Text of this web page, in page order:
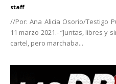
staff
//Por: Ana Alicia Osorio/Testigo
11 marzo 2021.- “Juntas, libres y
cartel, pero marchaba...